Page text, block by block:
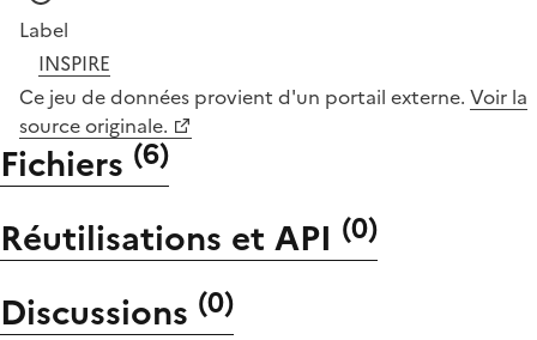
Label
INSPIRE
Ce jeu de données provient d'un portail externe. Voir la
source originale.
Fichiers (6)
Réutilisations et API (0)
Discussions (0)